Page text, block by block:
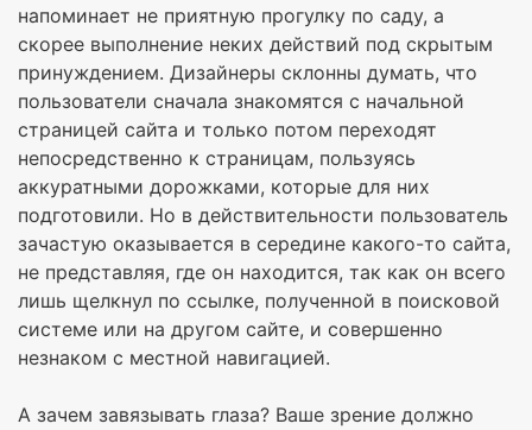
напоминает не приятную прогулку по саду, а
скорее выполнение неких действий под скрытым
принуждением. Дизайнеры склонны думать, что
пользователи сначала знакомятся с начальной
страницей сайта и только потом переходят
непосредственно к страницам, пользуясь
аккуратными дорожками, которые для них
подготовили. Но в действительности пользователь
зачастую оказывается в середине какого-то сайта,
не представляя, где он находится, так как он всего
лишь щелкнул по ссылке, полученной в поисковой
системе или на другом сайте, и совершенно
незнаком с местной навигацией.
А зачем завязывать глаза? Ваше зрение должно